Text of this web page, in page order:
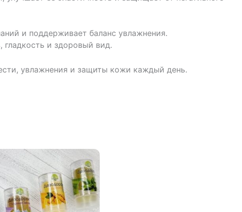
и поддерживает баланс увлажнения.
гладкость и здоровый вид.
увлажнения и защиты кожи каждый день.